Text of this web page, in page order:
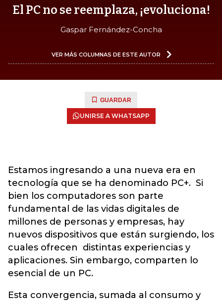
El PC no se reemplaza, ¡evoluciona!
Gaspar Fernández-Concha
VER MÁS COLUMNAS DE ESTE AUTOR
GUARDAR
UNIRSE A WHATSAPP
Estamos ingresando a una nueva era en
tecnología que se ha denominado PC+. Si
bien los computadores son parte
fundamental de las vidas digitales de
millones de personas y empresas, hay
nuevos dispositivos que están surgiendo, los
cuales ofrecen distintas experiencias y
aplicaciones. Sin embargo, comparten lo
esencial de un PC.
Esta convergencia, sumada al consumo y